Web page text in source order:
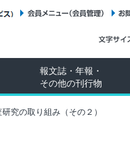
報文誌・年報・
その他の刊行物
究の取り組み（その２）